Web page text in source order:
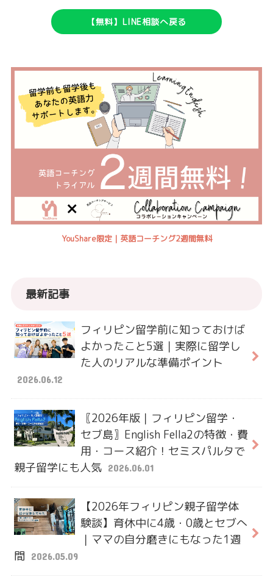
【無料】LINE相談へ戻る
YouShare限定｜英語コーチング2週間無料
最新記事
フィリピン留学前に知っておけば
よかったこと5選｜実際に留学し
た人のリアルな準備ポイント
2026.06.12
〖2026年版｜フィリピン留学・
セブ島〗English Fella2の特徴・費
用・コース紹介！セミスパルタで
親子留学にも人気 2026.06.01
【2026年フィリピン親子留学体
験談】育休中に4歳・0歳とセブへ
｜ママの自分磨きにもなった1週
間
2026.05.09